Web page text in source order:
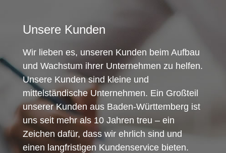
Unsere Kunden
Wir lieben es, unseren Kunden beim Aufbau
und Wachstum ihrer Unternehmen zu helfen.
Unsere Kunden sind kleine und
mittelständische Unternehmen. Ein Großteil
unserer Kunden aus Baden-Württemberg ist
uns seit mehr als 10 Jahren treu – ein
Zeichen dafür, dass wir ehrlich sind und
einen langfristigen Kundenservice bieten.